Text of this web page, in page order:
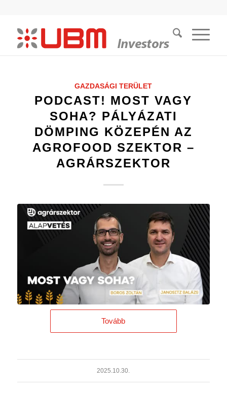
GAZDASÁGI TERÜLET
PODCAST! MOST VAGY
SOHA? PÁLYÁZATI
DÖMPING KÖZEPÉN AZ
AGROFOOD SZEKTOR –
AGRÁRSZEKTOR
Tovább
2025.10.30.